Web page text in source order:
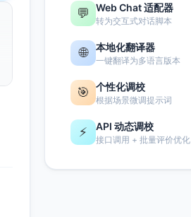
💬 Web Chat 适配器
转为交互式对话脚本
🌐 本地化翻译器
一键翻译为多语言版本
🎯 个性化调校
根据场景微调提示词
⚡ API 动态调校
接口调用 + 批量评价优化